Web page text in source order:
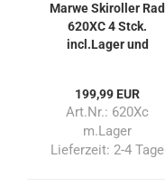
Marwe Skiroller Rad
620XC 4 Stck.
incl.Lager und
199,99 EUR
Art.Nr.: 620Xc
m.Lager
Lieferzeit: 2-4 Tage